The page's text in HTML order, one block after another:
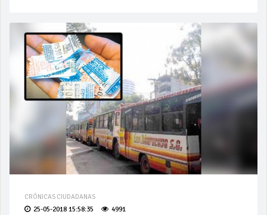
CRÓNICAS CIUDADANAS
25-05-2018 15:58:35 4991